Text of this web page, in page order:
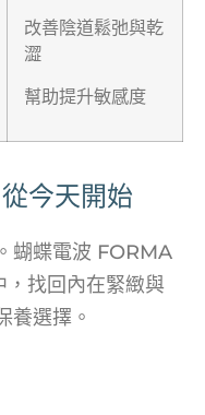
改善陰道鬆弛與乾
澀
幫助提升敏感度
今天開始
蝴蝶電波 FORMA
找回內在緊緻與
養選擇。